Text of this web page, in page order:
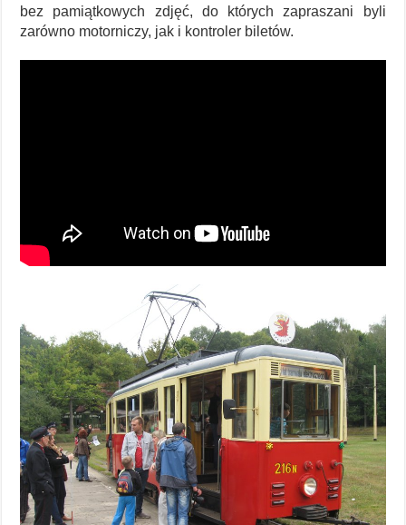
bez pamiątkowych zdjęć, do których zapraszani byli
zarówno motorniczy, jak i kontroler biletów.